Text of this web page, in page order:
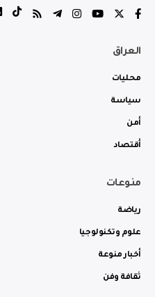
العراق
محليات
سياسة
أمن
أقتصاد
منوعات
رياضة
علوم وتكنولوجيا
أخبار منوعة
ثقافة وفن